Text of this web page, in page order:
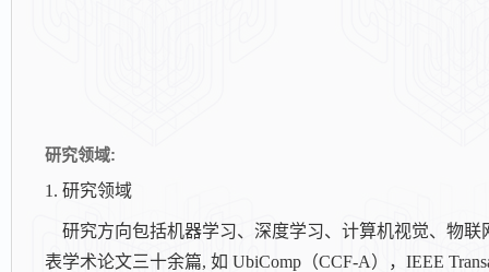
研究领域:
1. 研究领域
研究方向包括机器学习、深度学习、计算机视觉、物
表学术论文三十余篇, 如 UbiComp（CCF-A），IEEE